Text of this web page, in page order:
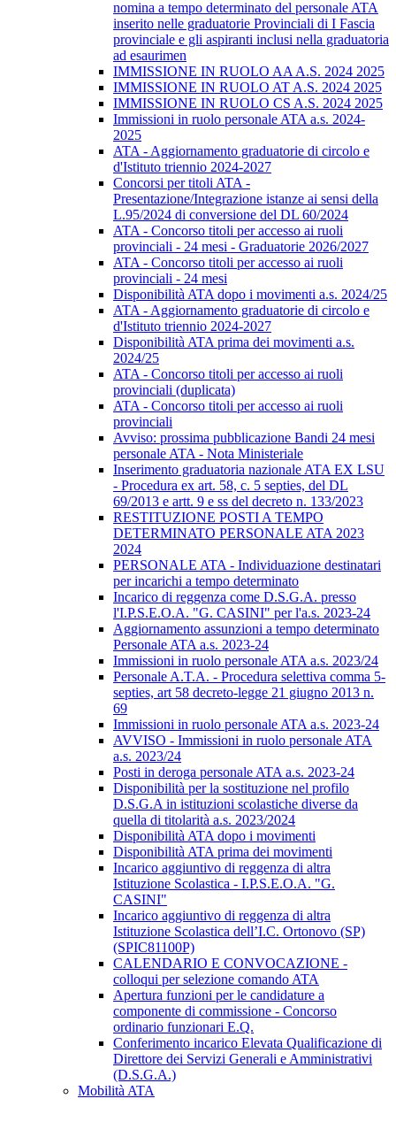
nomina a tempo determinato del personale ATA
inserito nelle graduatorie Provinciali di I Fascia
provinciale e gli aspiranti inclusi nella graduatoria
ad esaurimen
IMMISSIONE IN RUOLO AA A.S. 2024 2025
IMMISSIONE IN RUOLO AT A.S. 2024 2025
IMMISSIONE IN RUOLO CS A.S. 2024 2025
Immissioni in ruolo personale ATA a.s. 2024-
2025
ATA - Aggiornamento graduatorie di circolo e
d'Istituto triennio 2024-2027
Concorsi per titoli ATA -
Presentazione/Integrazione istanze ai sensi della
L.95/2024 di conversione del DL 60/2024
ATA - Concorso titoli per accesso ai ruoli
provinciali - 24 mesi - Graduatorie 2026/2027
ATA - Concorso titoli per accesso ai ruoli
provinciali - 24 mesi
Disponibilità ATA dopo i movimenti a.s. 2024/25
ATA - Aggiornamento graduatorie di circolo e
d'Istituto triennio 2024-2027
Disponibilità ATA prima dei movimenti a.s.
2024/25
ATA - Concorso titoli per accesso ai ruoli
provinciali (duplicata)
ATA - Concorso titoli per accesso ai ruoli
provinciali
Avviso: prossima pubblicazione Bandi 24 mesi
personale ATA - Nota Ministeriale
Inserimento graduatoria nazionale ATA EX LSU
- Procedura ex art. 58, c. 5 septies, del DL
69/2013 e artt. 9 e ss del decreto n. 133/2023
RESTITUZIONE POSTI A TEMPO
DETERMINATO PERSONALE ATA 2023
2024
PERSONALE ATA - Individuazione destinatari
per incarichi a tempo determinato
Incarico di reggenza come D.S.G.A. presso
l'I.P.S.E.O.A. "G. CASINI" per l'a.s. 2023-24
Aggiornamento assunzioni a tempo determinato
Personale ATA a.s. 2023-24
Immissioni in ruolo personale ATA a.s. 2023/24
Personale A.T.A. - Procedura selettiva comma 5-
septies, art 58 decreto-legge 21 giugno 2013 n.
69
Immissioni in ruolo personale ATA a.s. 2023-24
AVVISO - Immissioni in ruolo personale ATA
a.s. 2023/24
Posti in deroga personale ATA a.s. 2023-24
Disponibilità per la sostituzione nel profilo
D.S.G.A in istituzioni scolastiche diverse da
quella di titolarità a.s. 2023/2024
Disponibilità ATA dopo i movimenti
Disponibilità ATA prima dei movimenti
Incarico aggiuntivo di reggenza di altra
Istituzione Scolastica - I.P.S.E.O.A. "G.
CASINI"
Incarico aggiuntivo di reggenza di altra
Istituzione Scolastica dell’I.C. Ortonovo (SP)
(SPIC81100P)
CALENDARIO E CONVOCAZIONE -
colloqui per selezione comando ATA
Apertura funzioni per le candidature a
componente di commissione - Concorso
ordinario funzionari E.Q.
Conferimento incarico Elevata Qualificazione di
Direttore dei Servizi Generali e Amministrativi
(D.S.G.A.)
Mobilità ATA